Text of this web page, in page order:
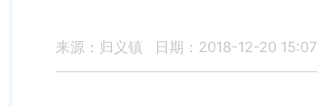
来源：归义镇 日期：2018-12-20 15:07